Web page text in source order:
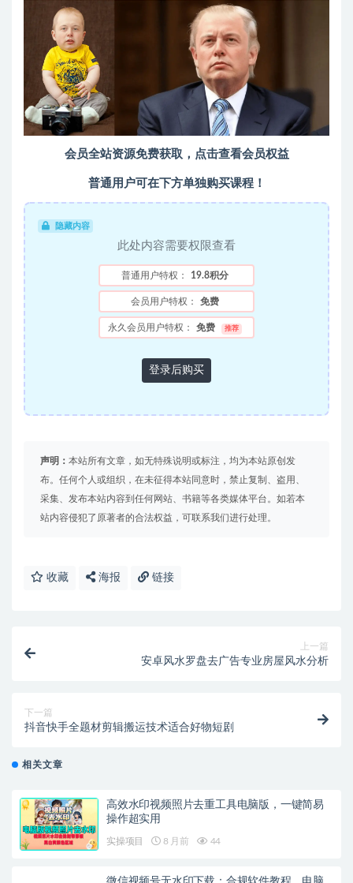
会员全站资源免费获取，点击查看会员权益
普通用户可在下方单独购买课程！
隐藏内容
此处内容需要权限查看
普通用户特权： 19.8积分
会员用户特权： 免费
永久会员用户特权： 免费 推荐
登录后购买
声明： 本站所有文章，如无特殊说明或标注，均为本站原创发
布。任何个人或组织，在未征得本站同意时，禁止复制、盗用、
采集、发布本站内容到任何网站、书籍等各类媒体平台。如若本
站内容侵犯了原著者的合法权益，可联系我们进行处理。
收藏 海报 链接
上一篇
安卓风水罗盘去广告专业房屋风水分析
下一篇
抖音快手全题材剪辑搬运技术适合好物短剧
相关文章
高效水印视频照片去重工具电脑版，一键简易
操作超实用
实操项目 8 月前 44